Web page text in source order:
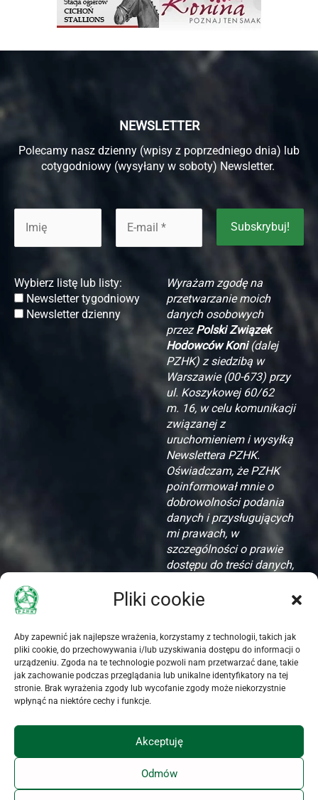
Pliki cookie
Aby zapewnić jak najlepsze wrażenia, korzystamy z technologii, takich jak
pliki cookie, do przechowywania i/lub uzyskiwania dostępu do informacji o
urządzeniu. Zgoda na te technologie pozwoli nam przetwarzać dane, takie
jak zachowanie podczas przeglądania lub unikalne identyfikatory na tej
stronie. Brak wyrażenia zgody lub wycofanie zgody może niekorzystnie
wpłynąć na niektóre cechy i funkcje.
Akceptuję
Odmów
NEWSLETTER
Polecamy nasz dzienny (wpisy z poprzedniego dnia) lub
cotygodniowy (wysyłany w soboty) Newsletter.
Wybierz listę lub listy:
Newsletter tygodniowy
Newsletter dzienny
Wyrażam zgodę na
przetwarzanie moich
danych osobowych
przezPolski Związek
Hodowców Koni(dalej
PZHK) z siedzibą w
Warszawie (00-673) przy
ul. Koszykowej 60/62
m. 16, w celu komunikacji
związanej z
uruchomieniem i wysyłką
Newslettera PZHK.
Oświadczam, że PZHK
poinformował mnie o
dobrowolności podania
danych i przysługujących
mi prawach, w
szczególności o prawie
dostępu do treści danych,
zapomnienia.
Akceptuję zamieszczone
oświadczenie dotyczące
przetwarzania danych
osobowych
KALENDARZ IMPREZ BAZA KONI
POLITYKA PRYWATNOŚCI